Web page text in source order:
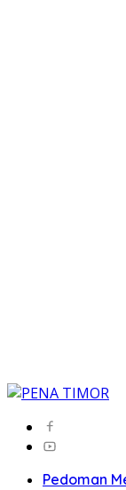
Pedoman